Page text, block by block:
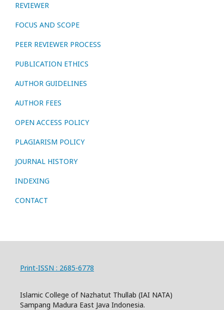
REVIEWER
FOCUS AND SCOPE
PEER REVIEWER PROCESS
PUBLICATION ETHICS
AUTHOR GUIDELINES
AUTHOR FEES
OPEN ACCESS POLICY
PLAGIARISM POLICY
JOURNAL HISTORY
INDEXING
CONTACT
Print-ISSN : 2685-6778
Islamic College of Nazhatut Thullab (IAI NATA)
Sampang Madura East Java Indonesia.